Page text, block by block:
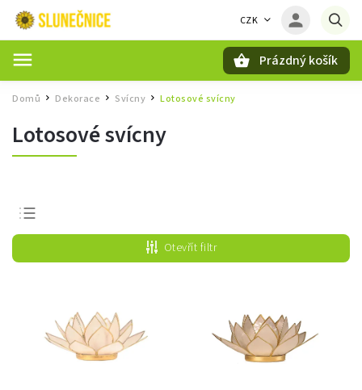
CZK
Prázdný košík
Domů / Dekorace / Svícny / Lotosové svícny
Lotosové svícny
Nejprodávanější
Nejlevnější
Abecedně
Otevřít filtr